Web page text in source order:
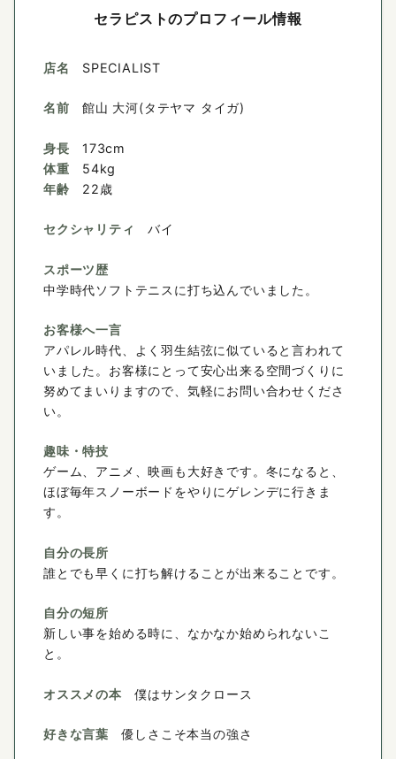
セラピストのプロフィール情報
店名 SPECIALIST
名前 館山 大河(タテヤマ タイガ)
身長
体重
年齢
173cm
54kg
22歳
セクシャリティ バイ
スポーツ歴
中学時代ソフトテニスに打ち込んでいました。
お客様へ一言
アパレル時代、よく羽生結弦に似ていると言われて
いました。お客様にとって安心出来る空間づくりに
努めてまいりますので、気軽にお問い合わせくださ
い。
趣味・特技
ゲーム、アニメ、映画も大好きです。冬になると、
ほぼ毎年スノーボードをやりにゲレンデに行きま
す。
自分の長所
誰とでも早くに打ち解けることが出来ることです。
自分の短所
新しい事を始める時に、なかなか始められないこ
と。
オススメの本 僕はサンタクロース
好きな言葉 優しさこそ本当の強さ